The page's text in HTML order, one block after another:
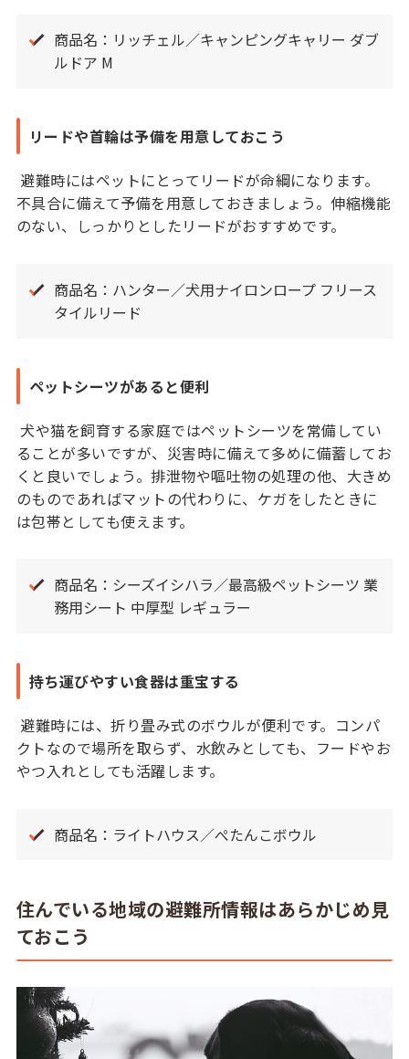
商品名：リッチェル／キャンピングキャリー ダブ
ルドア M
リードや首輪は予備を用意しておこう
避難時にはペットにとってリードが命綱になります。
不具合に備えて予備を用意しておきましょう。伸縮機能
のない、しっかりとしたリードがおすすめです。
商品名：ハンター／犬用ナイロンロープ フリース
タイルリード
ペットシーツがあると便利
犬や猫を飼育する家庭ではペットシーツを常備してい
ることが多いですが、災害時に備えて多めに備蓄してお
くと良いでしょう。排泄物や嘔吐物の処理の他、大きめ
のものであればマットの代わりに、ケガをしたときに
は包帯としても使えます。
商品名：シーズイシハラ／最高級ペットシーツ 業
務用シート 中厚型 レギュラー
持ち運びやすい食器は重宝する
避難時には、折り畳み式のボウルが便利です。コンパ
クトなので場所を取らず、水飲みとしても、フードやお
やつ入れとしても活躍します。
商品名：ライトハウス／ぺたんこボウル
住んでいる地域の避難所情報はあらかじめ見
ておこう